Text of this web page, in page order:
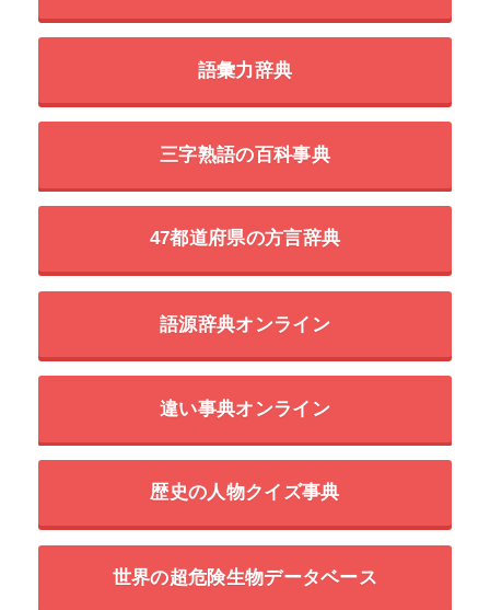
語彙力辞典
三字熟語の百科事典
47都道府県の方言辞典
語源辞典オンライン
違い事典オンライン
歴史の人物クイズ事典
世界の超危険生物データベース